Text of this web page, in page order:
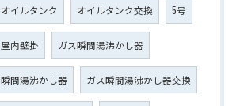
オイルタンク オイルタンク交換 5号
屋内壁掛 ガス瞬間湯沸かし器
瞬間湯沸かし器 ガス瞬間湯沸かし器交換